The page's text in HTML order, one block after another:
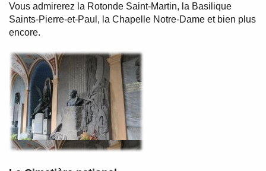
Vous admirerez la Rotonde Saint-Martin, la Basilique
Saints-Pierre-et-Paul, la Chapelle Notre-Dame et bien plus
encore.